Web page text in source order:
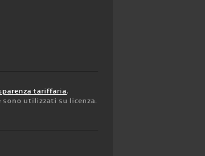
tariffaria,
utilizzati su licenza.